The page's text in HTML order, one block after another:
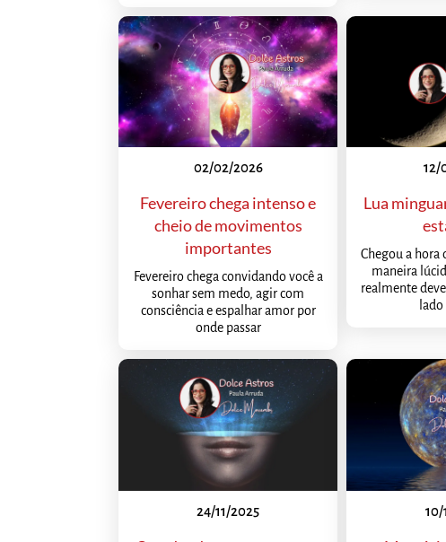
02/02/2026
Fevereiro chega intenso e
cheio de movimentos
importantes
Fevereiro chega convidando você a
sonhar sem medo, agir com
consciência e espalhar amor por
onde passar
12/
Lua
Chegou a hora
maneira
realmente
24/11/2025 10/